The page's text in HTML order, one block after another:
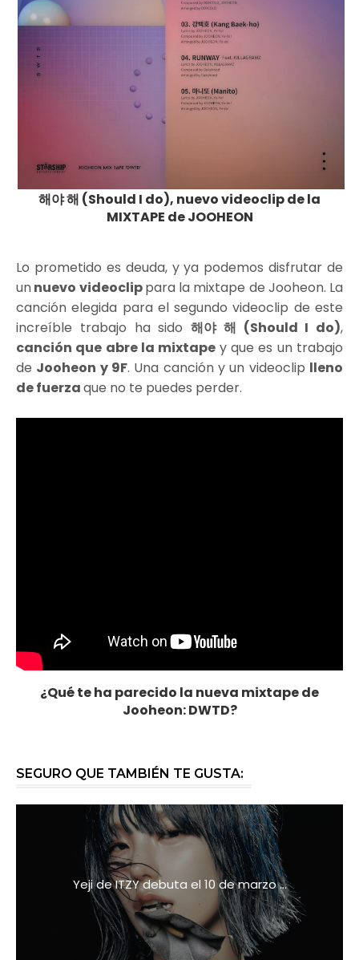
해야 해 (Should I do), nuevo videoclip de la
MIXTAPE de JOOHEON
Lo prometido es deuda, y ya podemos disfrutar de
unnuevo videoclippara la mixtape de Jooheon. La
canción elegida para el segundo videoclip de este
increíble trabajo ha sido 해야 해 (Should I do),
canción que abre la mixtape y que es un trabajo
de Jooheon y 9F. Una canción y un videoclip lleno
de fuerzaque no te puedes perder.
¿Qué te ha parecido la nueva mixtape de
Jooheon: DWTD?
SEGURO QUE TAMBIÉN TE GUSTA:
Yeji de ITZY debuta el 10 de marzo ...